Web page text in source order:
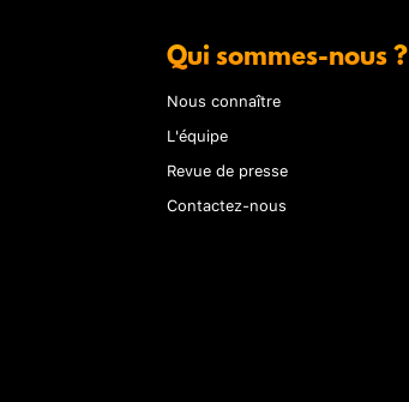
Qui sommes-nous ?
Nous connaître
L'équipe
Revue de presse
Contactez-nous